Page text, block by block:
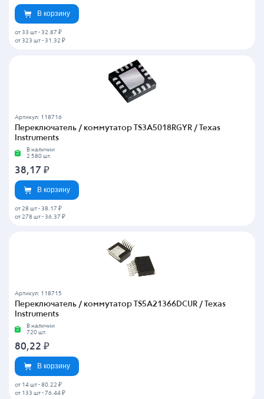
В корзину
от 33 шт - 32.87 ₽
от 323 шт - 31.32 ₽
Артикул: 118716
Переключатель / коммутатор TS3A5018RGYR / Texas
Instruments
В наличии
2 580 шт.
38,17 ₽
В корзину
от 28 шт - 38.17 ₽
от 278 шт - 36.37 ₽
Артикул: 118715
Переключатель / коммутатор TS5A21366DCUR / Texas
Instruments
В наличии
720 шт.
80,22 ₽
В корзину
от 14 шт - 80.22 ₽
от 133 шт - 76.44 ₽